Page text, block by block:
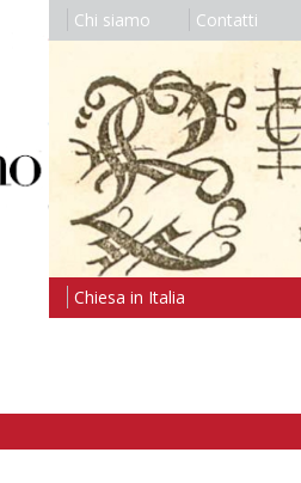
Chi siamo Contatti
Chiesa in Italia